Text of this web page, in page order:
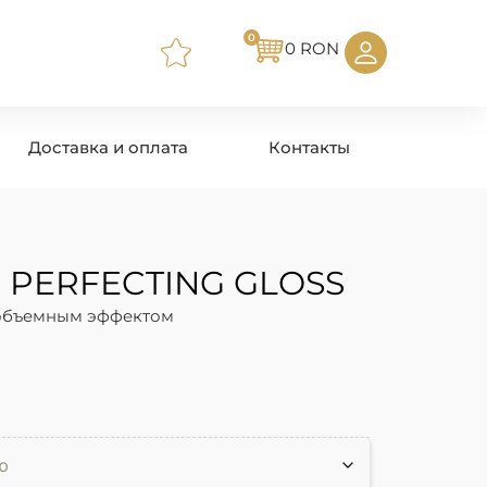
0 RON
0
Доставка и оплата Контакты
GLOSS
эффектом